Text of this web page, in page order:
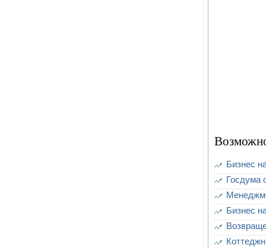
Бизнес
Госдума
Бизнес